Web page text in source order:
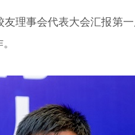
理事会代表大会汇报第